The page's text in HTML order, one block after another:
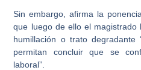
Sin embargo, afirma la
que luego de ello el
humillación o trato
permitan concluir que se
laboral”.